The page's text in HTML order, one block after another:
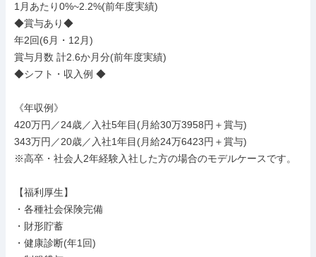
1月あたり0%~2.2%(前年度実績)
◆賞与あり◆
年2回(6月・12月)
賞与月数 計2.6か月分(前年度実績)
◆シフト・収入例 ◆
《年収例》
420万円／24歳／入社5年目(月給30万3958円＋賞与)
343万円／20歳／入社1年目(月給24万6423円＋賞与)
※高卒・社会人2年経験入社した方の場合のモデルケースです。
【福利厚生】
・各種社会保険完備
・財形貯蓄
・健康診断(年1回)